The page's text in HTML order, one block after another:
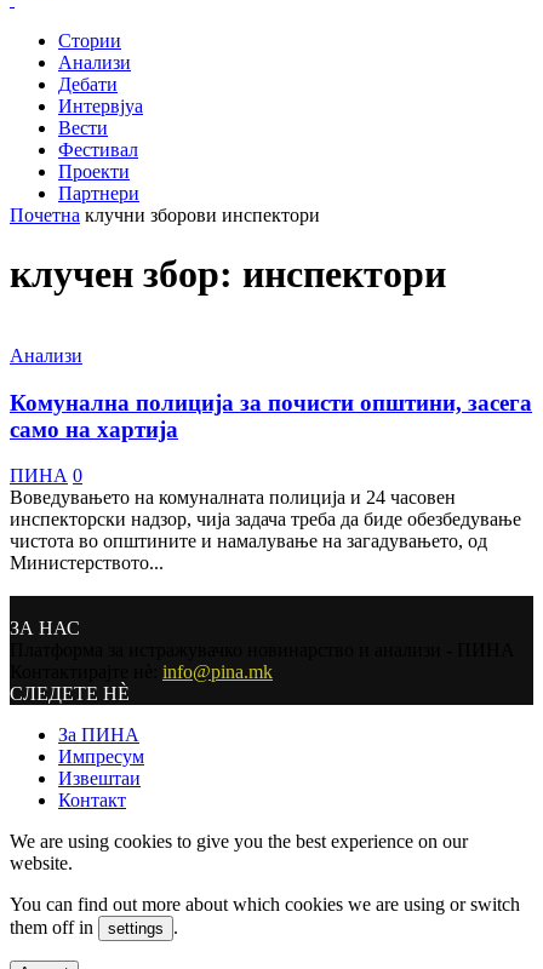
Стории
Анализи
Дебати
Интервјуа
Вести
Фестивал
Проекти
Партнери
Почетна клучни зборови инспектори
клучен збор: инспектори
Анализи
Комунална полиција за почисти општини, засега
само на хартија
ПИНА 0
Воведувањето на комуналната полиција и 24 часовен
инспекторски надзор, чија задача треба да биде обезбедување
чистота во општините и намалување на загадувањето, од
Министерството...
ЗА НАС
info@pina.mk
СЛЕДЕТЕ НЀ
За ПИНА
Импресум
Извештаи
Контакт
We are using cookies to give you the best experience on our
website.
You can find out more about which cookies we are using or switch
them off in
settings .